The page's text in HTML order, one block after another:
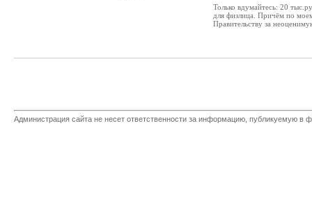
Только вдумайтесь: 20
для физлица. Причём по
Правительству за
Администрация сайта не несет ответственности за информацию, публикуемую